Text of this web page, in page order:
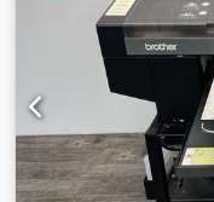
Boorprestatie in C45-
Draadcapaciteit in
staal C45: max. M14
660 cm³/min
Freescapaciteit in
40 / diepte 2,5 mm /
Wisseltijd T - T: 0,8